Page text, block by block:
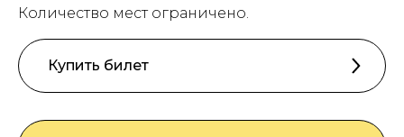
Количество мест ограничено.
Купить билет